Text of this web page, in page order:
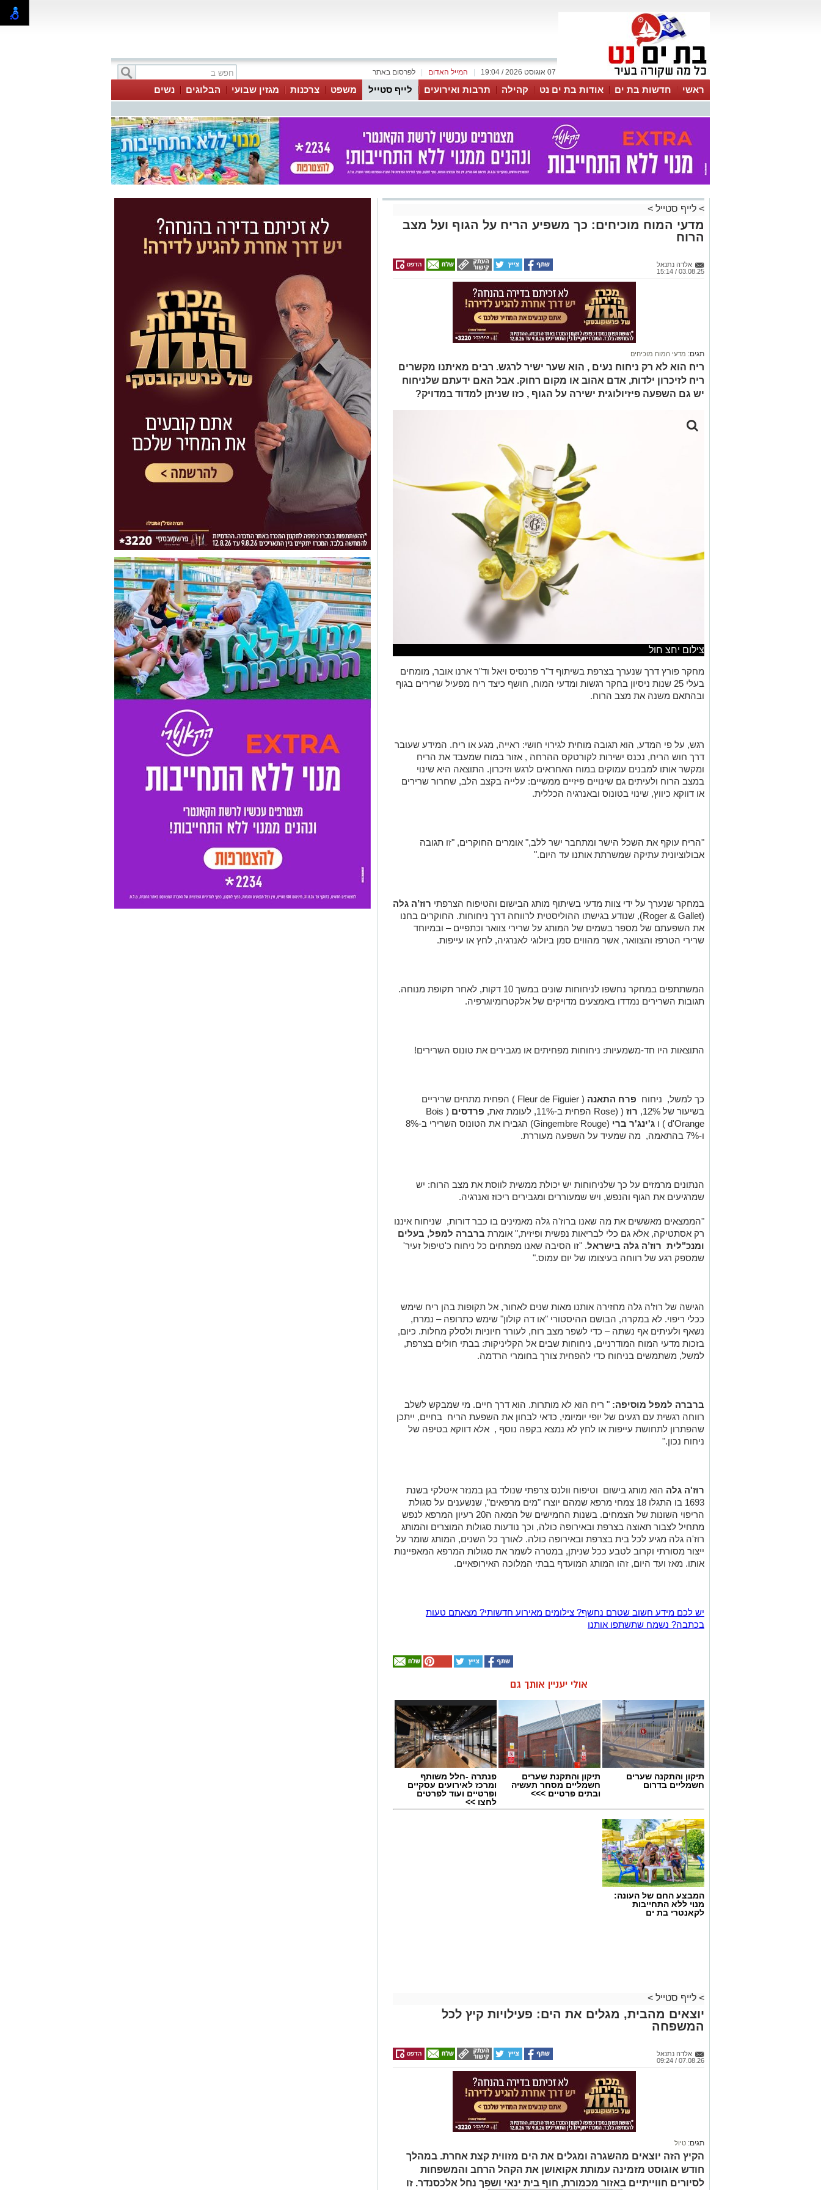
לפרסום באתר המייל האדום 07 אוגוסט 2026 / 19:04
ראשי חדשות בת ים אודות בת ים נט קהילה תרבות ואירועים לייף סטייל משפט צרכנות מגזין שבועי הבלוגים נשים
> לייף סטייל >
מדעי המוח מוכיחים: כך משפיע הריח על הגוף ועל מצב
הרוח
אלדה נתנאל
03.08.25 / 15:14
תגים: מדעי המוח מוכיחים
ריח הוא לא רק ניחוח נעים , הוא שער ישיר לרגש. רבים מאיתנו מקשרים
ריח לזיכרון ילדות, אדם אהוב או מקום רחוק. אבל האם ידעתם שלניחוח
יש גם השפעה פיזיולוגית ישירה על הגוף , כזו שניתן למדוד במדויק?
צילום יחצ חול
מחקר פורץ דרך שנערך בצרפת בשיתוף ד"ר פרנסיס ויאל וד"ר ארנו אובר, מומחים
בעלי 25 שנות ניסיון בחקר רגשות ומדעי המוח, חושף כיצד ריח מפעיל שרירים בגוף
ובהתאם משנה את מצב הרוח.
רגש, על פי המדע, הוא תגובה מוחית לגירוי חושי: ראייה, מגע או ריח. המידע שעובר
דרך חוש הריח, נכנס ישירות לקורטקס ההרחה , אזור במוח שמעבד את הריח
ומקשר אותו למבנים עמוקים במוח האחראים לרגש וזיכרון. התוצאה היא שינוי
במצב הרוח ולעיתים גם שינויים פיזיים ממשיים: עלייה בקצב הלב, שחרור שרירים
או דווקא כיווץ, שינוי בטונוס ובאנרגיה הכללית.
"הריח עוקף את השכל הישר ומתחבר ישר ללב," אומרים החוקרים, "זו תגובה
אבולוציונית עתיקה שמשרתת אותנו עד היום."
במחקר שנערך על ידי צוות מדעי בשיתוף מותג הבישום והטיפוח הצרפתי רוז’ה גלה
(Roger & Gallet), שנודע בגישתו ההוליסטית לרווחה דרך ניחוחות. החוקרים בחנו
את השפעתם של מספר בשמים של המותג על שרירי צוואר וכתפיים – ובמיוחד
שרירי הטרפז והצוואר, אשר מהווים סמן ביולוגי לאנרגיה, לחץ או עייפות.
המשתתפים במחקר נחשפו לניחוחות שונים במשך 10 דקות, לאחר תקופת מנוחה.
תגובות השרירים נמדדו באמצעים מדויקים של אלקטרומיוגרפיה.
התוצאות היו חד-משמעיות: ניחוחות מפחיתים או מגבירים את טונוס השרירים!
כך למשל, ניחוח פרח התאנה ( Fleur de Figuier
) הפחית מתחים שריריים
בשיעור של 12%,
רוז (
(Rose הפחית ב-11%, לעומת זאת, פרדסים (
Bois
d'Orange ) ו ג'ינג'ר ברי (
Gingembre Rouge) הגבירו את הטונוס השרירי ב-8%
ו-7% בהתאמה, מה שמעיד על השפעה מעוררת.
הנתונים מרמזים על כך שלניחוחות יש יכולת ממשית לווסת את מצב הרוח: יש
שמרגיעים את הגוף והנפש, ויש שמעוררים ומגבירים ריכוז ואנרגיה.
"הממצאים מאששים את מה שאנו ברוז'ה גלה מאמינים בו כבר דורות, שניחוח איננו
רק אסתטיקה, אלא גם כלי לבריאות נפשית ופיזית," אומרת ברברה למפל, בעלים
ומנכ"לית רוז’ה גלה בישראל. "זו הסיבה שאנו מפתחים כל ניחוח כ'טיפול זעיר'
שמספק רגע של רווחה בעיצומו של יום עמוס."
הגישה של רוז’ה גלה מחזירה אותנו מאות שנים לאחור, אל תקופות בהן ריח שימש
ככלי ריפוי. לא במקרה, הבושם ההיסטורי "או דה קולון" שימש כתרופה – נמרח,
נשאף ולעיתים אף נשתה – כדי לשפר מצב רוח, לעורר חיוניות ולסלק מחלות. כיום,
בזכות מדעי המוח המודרניים, ניחוחות שבים אל הקליניקות: בבתי חולים בצרפת,
למשל, משתמשים בניחוח כדי להפחית צורך בחומרי הרדמה.
ברברה למפל מוסיפה: " ריח הוא לא מותרות. הוא דרך חיים. מי שמבקש לשלב
רווחה רגשית עם רגעים של יופי יומיומי, כדאי לבחון את השפעת הריח בחיים, ייתכן
שהפתרון לתחושת עייפות או לחץ לא נמצא בקפה נוסף , אלא דווקא בטיפה של
ניחוח נכון."
רוז'ה גלה הוא מותג בישום וטיפוח וולנס צרפתי שנולד בגן במנזר איטלקי בשנת
1693 בו התגלו 18 צמחי מרפא שמהם יוצרו "מים מרפאים", שנשענים על סגולת
הריפוי השונות של הצמחים. בשנות החמישים של המאה ה20 רעיון המרפא לנפש
מתחיל לצבור תאוצה בצרפת ובאירופה כולה, וכך נודעות סגולות המוצרים והמותג
רוז'ה גלה מגיע לכל בית בצרפת ובאירופה כולה. לאורך כל השנים, המותג שומר על
ייצור מסורתי וקרוב לטבע ככל שניתן, במטרה לשמר את סגולות המרפא המאפיינות
אותו. מאז ועד היום, זהו המותג המועדף בבתי המלוכה האירופאיים.
יש לכם מידע חשוב שטרם נחשף? צילומים מאירוע חדשותי? מצאתם טעות
בכתבה? נשמח שתשתפו אותנו
אולי יעניין אותך גם
תיקון והתקנה שערים
חשמליים בדרום
תיקון והתקנת שערים
חשמליים מסחר תעשיה
ובתים פרטיים >>>
פנתרה -חלל משותף
ומרכז לאירועים עסקיים
ופרטיים ועוד לפרטים
לחצו >>
המבצע החם של העונה:
מנוי ללא התחייבות
לקאנטרי בת ים
> לייף סטייל >
יוצאים מהבית, מגלים את הים: פעילויות קיץ לכל
המשפחה
אלדה נתנאל
07.08.26 / 09:24
תגים: טיול
הקיץ הזה יוצאים מהשגרה ומגלים את הים מזווית קצת אחרת. במהלך
חודש אוגוסט מזמינה עמותת אקואושן את הקהל הרחב והמשפחות
לסיורים חווייתיים באזור מכמורת, חוף בית ינאי ושפך נחל אלכסנדר. זו